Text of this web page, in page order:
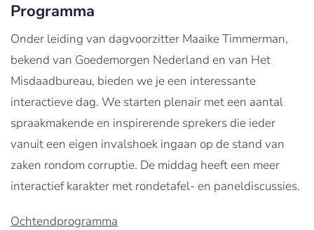
Programma
Onder leiding van dagvoorzitter Maaike Timmerman,
bekend van Goedemorgen Nederland en van Het
Misdaadbureau, bieden we je een interessante
interactieve dag. We starten plenair met een aantal
spraakmakende en inspirerende sprekers die ieder
vanuit een eigen invalshoek ingaan op de stand van
zaken rondom corruptie. De middag heeft een meer
interactief karakter met rondetafel- en paneldiscussies.
Ochtendprogramma